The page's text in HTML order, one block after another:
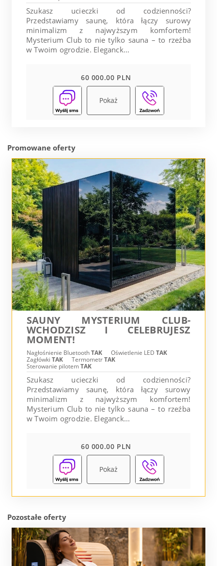
Szukasz ucieczki od codzienności?
Przedstawiamy saunę, która łączy surowy
minimalizm z najwyższym komfortem!
Mysterium Club to nie tylko sauna – to rzeźba
w Twoim ogrodzie. Eleganck...
60 000.00 PLN
Pokaż
Promowane oferty
SAUNY MYSTERIUM CLUB-
WCHODZISZ I CELEBRUJESZ
MOMENT!
Nagłośnienie BluetoothTAK Oświetlenie LED TAK
Zagłówki TAK TermometrTAK
Sterowanie pilotemTAK
Szukasz ucieczki od codzienności?
Przedstawiamy saunę, która łączy surowy
minimalizm z najwyższym komfortem!
Mysterium Club to nie tylko sauna – to rzeźba
w Twoim ogrodzie. Eleganck...
60 000.00 PLN
Pokaż
Pozostałe oferty